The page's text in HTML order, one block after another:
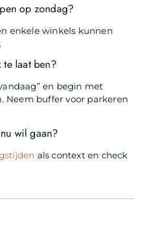
op zondag?
enkele winkels kunnen
laat ben?
en begin met
Neem buffer voor parkeren
wil gaan?
als context en check